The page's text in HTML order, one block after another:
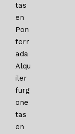
tas
en
Pon
ferr
ada
Alqu
iler
furg
one
tas
en